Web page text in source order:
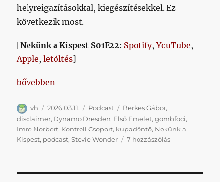
helyreigazításokkal, kiegészítésekkel. Ez
következik most.
[Nekünk a Kispest S01E22: Spotify,YouTube,
Apple,letöltés]
„Berkes Gábor, Drezda, gombfoci”
bővebben
Szerző
vh Közzétéve
2026.03.11. Kategória
Podcast Címke
Berkes Gábor,
disclaimer, Dynamo Dresden, Első Emelet,gombfoci,
Imre Norbert, Kontroll Csoport, kupadöntő, Nekünk a
Kispest, podcast,Stevie Wonder 7 hozzászólásBerkes